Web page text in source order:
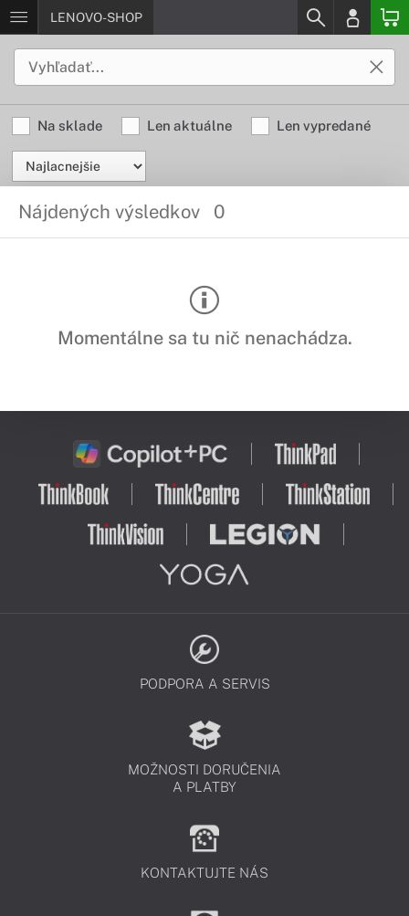
LENOVO-SHOP
Na sklade Len aktuálne Len vypredané
Nájdených výsledkov 0
Momentálne sa tu nič nenachádza.
PODPORA A SERVIS
MOŽNOSTI DORUČENIA
A PLATBY
KONTAKTUJTE NÁS